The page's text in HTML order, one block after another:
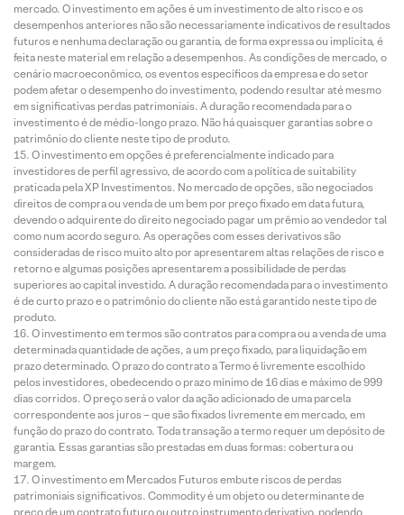
mercado. O investimento em ações é um investimento de alto risco e os
desempenhos anteriores não são necessariamente indicativos de resultados
futuros e nenhuma declaração ou garantia, de forma expressa ou implícita, é
feita neste material em relação a desempenhos. As condições de mercado, o
cenário macroeconômico, os eventos específicos da empresa e do setor
podem afetar o desempenho do investimento, podendo resultar até mesmo
em significativas perdas patrimoniais. A duração recomendada para o
investimento é de médio-longo prazo. Não há quaisquer garantias sobre o
patrimônio do cliente neste tipo de produto.
O investimento em opções é preferencialmente indicado para
investidores de perfil agressivo, de acordo com a política de suitability
praticada pela XP Investimentos. No mercado de opções, são negociados
direitos de compra ou venda de um bem por preço fixado em data futura,
devendo o adquirente do direito negociado pagar um prêmio ao vendedor tal
como num acordo seguro. As operações com esses derivativos são
consideradas de risco muito alto por apresentarem altas relações de risco e
retorno e algumas posições apresentarem a possibilidade de perdas
superiores ao capital investido. A duração recomendada para o investimento
é de curto prazo e o patrimônio do cliente não está garantido neste tipo de
produto.
O investimento em termos são contratos para compra ou a venda de uma
determinada quantidade de ações, a um preço fixado, para liquidação em
prazo determinado. O prazo do contrato a Termo é livremente escolhido
pelos investidores, obedecendo o prazo mínimo de 16 dias e máximo de 999
dias corridos. O preço será o valor da ação adicionado de uma parcela
correspondente aos juros – que são fixados livremente em mercado, em
função do prazo do contrato. Toda transação a termo requer um depósito de
garantia. Essas garantias são prestadas em duas formas: cobertura ou
margem.
O investimento em Mercados Futuros embute riscos de perdas
patrimoniais significativos. Commodity é um objeto ou determinante de
preço de um contrato futuro ou outro instrumento derivativo, podendo